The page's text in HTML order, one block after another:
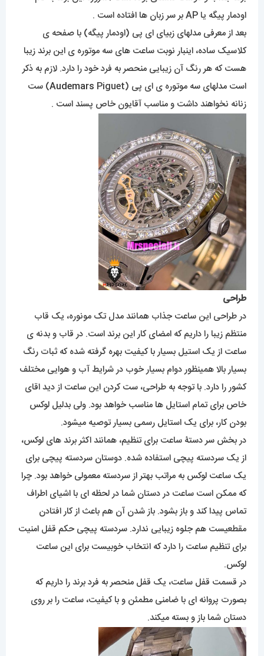
اودمار پیگه یا AP بر سر زبان ها افتاده است .
بعد از معرفی مدلهای زبیای ای پی (اودمار پیگه) با صفحه ی
کلاسیک ساده، اینبار نوبت ساعت های سه موتوره ی این برند زیبا
هست که هر رنگ آن زیبایی منحصر به فرد خود را دارد. لازم به ذکر
است مدلهای سه موتوره ی ای پی (
AudemarsPiguet) ست
زنانه نخواهند داشت و مناسب آقایون خاص پسند است .
طراحی
در طراحی این ساعت جذاب همانند مدل تک مونوره، یک قاب
منتظم زیبا را داریم که امضای کار این برند است. در قاب و بدنه ی
ساعت از یک استیل بسیار با کیفیت بهره گرفته شده که ثبات رنگ
بسیار بالا همینظور دوام بسیار خوب در شرایط آب و هوایی مختلف
کشور را دارد. با توجه به طراحی، ست کردن این ساعت از دید اقای
خاص برای تمام استایل ها مناسب خواهد بود. ولی بدلیل لوکس
بودن کار، برای یک استایل رسمی بسیار توصیه میشود.
در بخش سر دستۀ ساعت برای تنظیم، همانند اکثر برند های لوکس،
از یک سردسته پیچی استفاده شده. دوستان سردسته پیچی برای
یک ساعت لوکس به مراتب بهتر از سردسته معمولی خواهد بود. چرا
که ممکن است ساعت در دستان شما در لحظه ای با اشیای اطراف
تماس پیدا کند و باز بشود. باز شدن آن هم باعث از کار افتادن
مقطعیست هم جلوه زیبایی ندارد. سردسته پیچی حکم قفل امنیت
برای تنظیم ساعت را دارد که انتخاب خوبیست برای این ساعت
لوکس.
در قسمت قفل ساعت، یک قفل منحصر به فرد برند را داریم که
بصورت پروانه ای با ضامنی مطمئن و با کیفیت، ساعت را بر روی
دستان شما باز و بسته میکند.